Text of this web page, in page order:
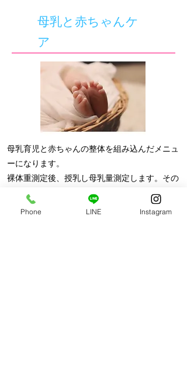
​母乳と赤ちゃんケ
ア
母乳育児と赤ちゃんの整体を組み込んだメニュ
ーになります。
裸体重測定後、授乳し母乳量測定します。その
後赤ちゃんの様子にあわせて、乳房マッサー
ジ、乳汁分泌促進する整体や赤ちゃんの整体、
Phone LINE Instagram